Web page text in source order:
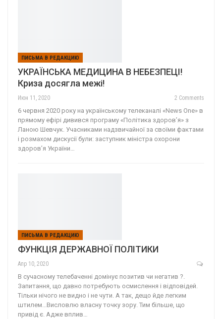
ПИСЬМА В РЕДАКЦИЮ
УКРАЇНСЬКА МЕДИЦИНА В НЕБЕЗПЕЦІ!
Криза досягла межі!
Июн 11, 2020 2 Comments
6 червня 2020 року на українському телеканалі «News One» в
прямому ефірі дивився програму «Політика здоров’я» з
Ланою Шевчук. Учасниками надзвичайної за своїми фактами
і розмахом дискусії були: заступник міністра охорони
здоров’я України…
ПИСЬМА В РЕДАКЦИЮ
ФУНКЦІЯ ДЕРЖАВНОЇ ПОЛІТИКИ
Апр 10, 2020
В сучасному телебаченні домінує позитив чи негатив ?.
Запитання, що давно потребують осмислення і відповідей.
Тільки нічого не видно і не чути. А так, дещо йде легким
штилем...Висловлю власну точку зору. Тим більше, що
привід є. Адже вплив…